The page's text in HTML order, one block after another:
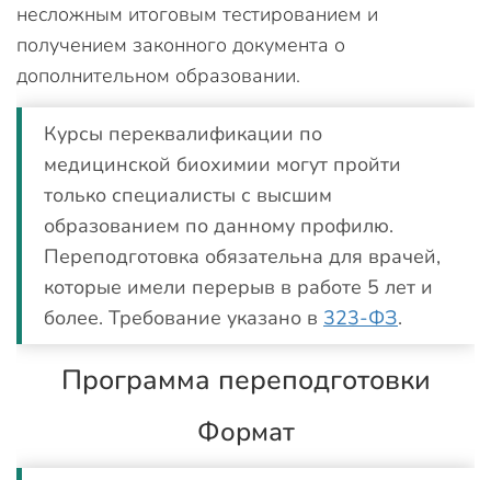
несложным итоговым тестированием и
получением законного документа о
дополнительном образовании.
Курсы переквалификации по
медицинской биохимии могут пройти
только специалисты с высшим
образованием по данному профилю.
Переподготовка обязательна для врачей,
которые имели перерыв в работе 5 лет и
более. Требование указано в 323-ФЗ.
Программа переподготовки
Формат